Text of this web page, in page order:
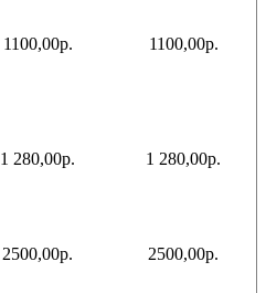
1100,00р. 1100,00р.
1 280,00р. 1 280,00р.
2500,00р. 2500,00р.